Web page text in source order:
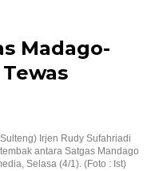
Madago-
Irjen Rudy Sufahriadi
antara Satgas Mandago
Selasa (4/1). (Foto : Ist)